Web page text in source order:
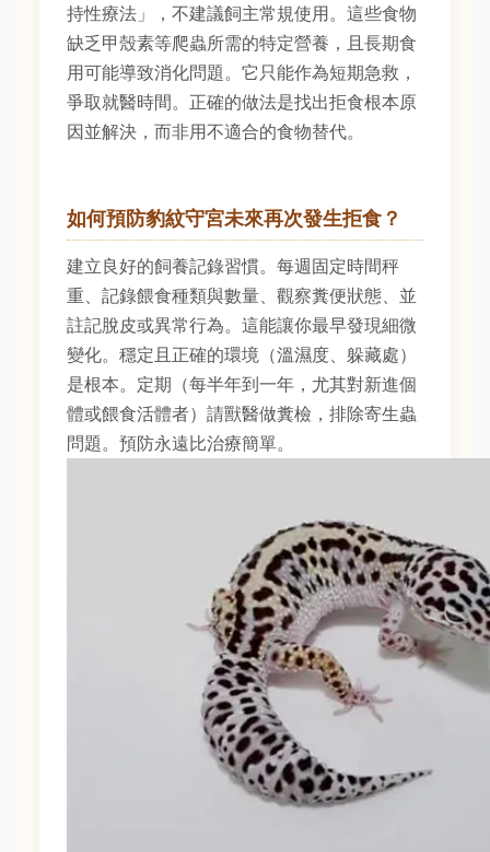
持性療法」，不建議飼主常規使用。這些食物
缺乏甲殼素等爬蟲所需的特定營養，且長期食
用可能導致消化問題。它只能作為短期急救，
爭取就醫時間。正確的做法是找出拒食根本原
因並解決，而非用不適合的食物替代。
如何預防豹紋守宮未來再次發生拒食？
建立良好的飼養記錄習慣。每週固定時間秤
重、記錄餵食種類與數量、觀察糞便狀態、並
註記脫皮或異常行為。這能讓你最早發現細微
變化。穩定且正確的環境（溫濕度、躲藏處）
是根本。定期（每半年到一年，尤其對新進個
體或餵食活體者）請獸醫做糞檢，排除寄生蟲
問題。預防永遠比治療簡單。